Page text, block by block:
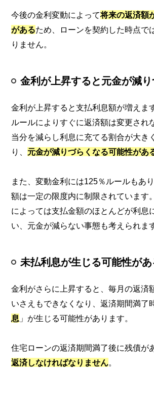
今後の金利変動によって将来の返済額
があるため、ローンを契約した時点で
りません。
金利が上昇すると元金が減
金利が上昇すると支払利息額が増えま
ルールによりすぐに返済額は変更され
当分を減らし利息に充てる割合が大き
り、 元金が減りづらくなる可能性があ
また、変動金利には125％ルールもあ
額は一定の限度内に制限されています
によっては支払金額のほとんどが利息
い、元金が減らない事態も考えられま
未払利息が生じる可能性があ
金利がさらに上昇すると、毎月の返済
いさえもできなくなり、返済期間満了
息 」が生じる可能性があります。
住宅ローンの返済期間満了後に残債が
返済しなければなりません。